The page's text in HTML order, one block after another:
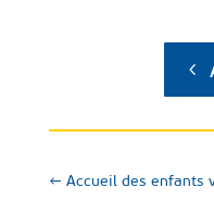
← Accueil des enfants